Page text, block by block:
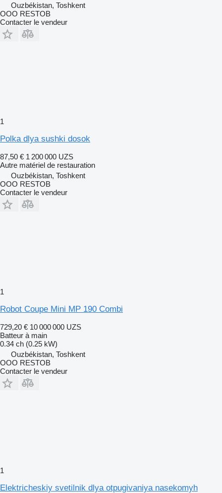
Ouzbékistan, Toshkent
OOO RESTOB
Contacter le vendeur
1
Polka dlya sushki dosok
87,50 € 1 200 000 UZS
Autre matériel de restauration
Ouzbékistan, Toshkent
OOO RESTOB
Contacter le vendeur
1
Robot Coupe Mini MP 190 Combi
729,20 € 10 000 000 UZS
Batteur à main
0.34 ch (0.25 kW)
Ouzbékistan, Toshkent
OOO RESTOB
Contacter le vendeur
1
Elektricheskiy svetilnik dlya otpugivaniya nasekomyh